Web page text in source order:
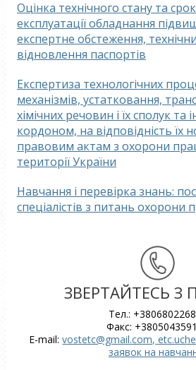
Оцінка технічного стану та
експлуатації обладнання
експертне обстеження,
відновлення паспортів
Експертиза технологічних
механізмів, устатковання,
хімічних речовин і їх сполук та
кордоном, на відповідність їх
правовим актам з охорони
території України
Навчання і перевірка знань:
спеціалістів з питань охорони
ЗВЕРТАЙТЕСЬ З
Тел.:
Факс:
E-mail:vostetc@gmail.com,
заявок на